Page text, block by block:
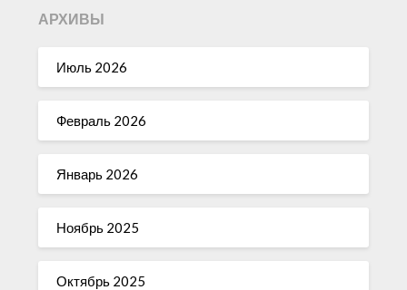
АРХИВЫ
Июль 2026
Февраль 2026
Январь 2026
Ноябрь 2025
Октябрь 2025